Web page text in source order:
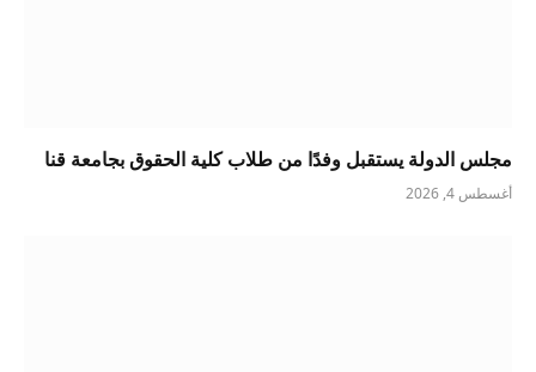
مجلس الدولة يستقبل وفدًا من طلاب كلية الحقوق بجامعة قنا
أغسطس 4, 2026